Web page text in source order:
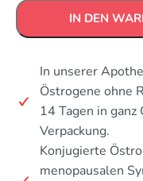
IN DEN
In unserer
Östrogene ohne
14 Tagen in
Verpackung.
Konjugierte
menopausalen